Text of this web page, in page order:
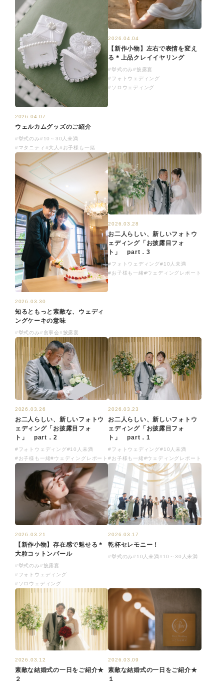
2026.04.07
ウェルカムグッズのご紹介
#挙式のみ#10～30人未満
#マタニティ #大人 #お子様も一緒
2026.04.04
【新作小物】左右で表情を変え
る＊上品クレイイヤリング
#挙式のみ#披露宴
#フォトウェディング
#ソロウェディング
2026.03.30
知るともっと素敵な、ウェディ
ングケーキの意味
#挙式のみ#食事会#披露宴
2026.03.28
お二人らしい、新しいフォトウ
ェディング「お披露目フォ
ト」 part．3
#フォトウェディング#10人未満
#お子様も一緒#ウェディングレポート
2026.03.26
お二人らしい、新しいフォトウ
ェディング「お披露目フォ
ト」 part．2
#フォトウェディング#10人未満
#お子様も一緒#ウェディングレポート
2026.03.23
お二人らしい、新しいフォトウ
ェディング「お披露目フォ
ト」 part．1
#フォトウェディング#10人未満
#お子様も一緒#ウェディングレポート
2026.03.21
【新作小物】存在感で魅せる＊
大粒コットンパール
#挙式のみ#披露宴
#フォトウェディング
#ソロウェディング
2026.03.17
乾杯セレモニー！
#挙式のみ#10人未満#10～30人未満
2026.03.12
素敵な結婚式の一日をご紹介★
２
2026.03.09
素敵な結婚式の一日をご紹介★
１